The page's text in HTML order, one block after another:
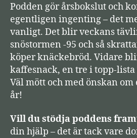
e
l
a
r
e
Podden gör årsbokslut och
egentligen ingenting – det
vanligt. Det blir veckans
snöstormen -95 och så
köper knäckebröd. Vidare
kaffesnack, en tre i topp-
Väl mött och med önskan
år!
Vill du stödja poddens
din hjälp – det är tack vare